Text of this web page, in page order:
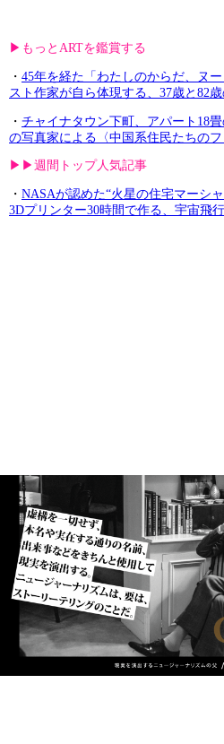
▶︎もっとARTを鑑賞する
・ 45年を経た「わたしのからだ、ヌ
スト作家が自ら体現する、37歳と82
・ チャイナタウン下町、アパート18
の写真家による〈中国系住民たちのフ
▶︎▶︎週間トップ人気記事
・ NASAが認めた“火星の住宅マーシ
3Dプリンター30時間で作る、宇宙飛